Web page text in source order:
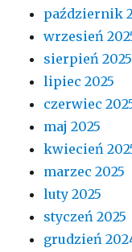
październik
wrzesień
sierpień 2025
lipiec 2025
czerwiec
maj 2025
kwiecień
marzec 2025
luty 2025
styczeń 2025
grudzień